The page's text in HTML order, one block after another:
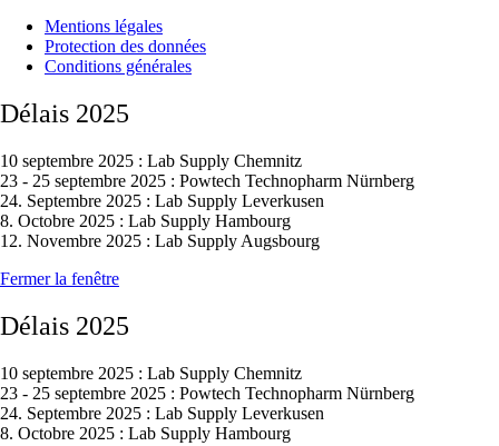
Mentions légales
Protection des données
Conditions générales
Délais 2025
10 septembre 2025 : Lab Supply Chemnitz
23 - 25 septembre 2025 : Powtech Technopharm Nürnberg
24. Septembre 2025 : Lab Supply Leverkusen
8. Octobre 2025 : Lab Supply Hambourg
12. Novembre 2025 : Lab Supply Augsbourg
Fermer la fenêtre
Délais 2025
10 septembre 2025 : Lab Supply Chemnitz
23 - 25 septembre 2025 : Powtech Technopharm Nürnberg
24. Septembre 2025 : Lab Supply Leverkusen
8. Octobre 2025 : Lab Supply Hambourg